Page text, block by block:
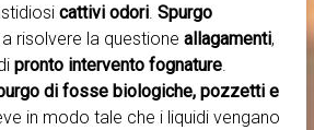
cattivi odori. Spurgo
risolvere la questione allagamenti,
pronto intervento fognature.
di fosse biologiche, pozzetti e
in modo tale che i liquidi vengano